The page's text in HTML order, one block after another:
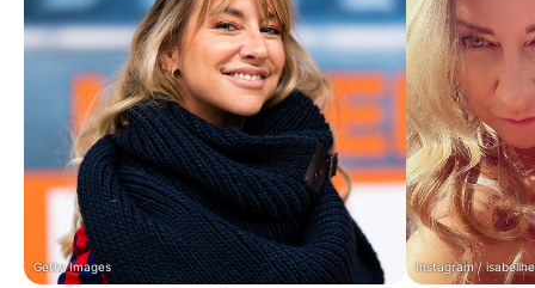
Getty Images Instagram /